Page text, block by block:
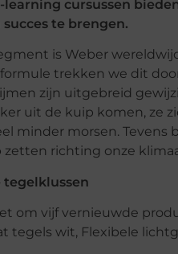
cursussen
te brengen.
is Weber
trekken we dit
zijn uitgebreid
uit de kuip komen, ze
minder morsen.
zetten richting onze
tegelklussen
om vijf vernieuwde
tegels wit, Flexibele